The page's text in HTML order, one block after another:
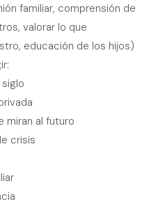
familiar, comprensión de
valorar lo que
educación de los hijos)
miran al futuro
crisis